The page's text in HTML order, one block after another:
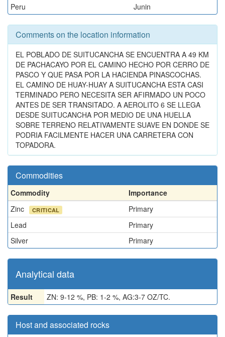
Peru
Junin
Comments on the location information
EL POBLADO DE SUITUCANCHA SE ENCUENTRA A 49 KM
DE PACHACAYO POR EL CAMINO HECHO POR CERRO DE
PASCO Y QUE PASA POR LA HACIENDA PINASCOCHAS.
EL CAMINO DE HUAY-HUAY A SUITUCANCHA ESTA CASI
TERMINADO PERO NECESITA SER AFIRMADO UN POCO
ANTES DE SER TRANSITADO. A AEROLITO 6 SE LLEGA
DESDE SUITUCANCHA POR MEDIO DE UNA HUELLA
SOBRE TERRENO RELATIVAMENTE SUAVE EN DONDE SE
PODRIA FACILMENTE HACER UNA CARRETERA CON
TOPADORA.
Commodities
Commodity
Importance
Zinc
CRITICAL
Primary
Lead
Primary
Silver
Primary
Analytical data
Result ZN: 9-12 %, PB: 1-2 %, AG:3-7 OZ/TC.
Host and associated rocks